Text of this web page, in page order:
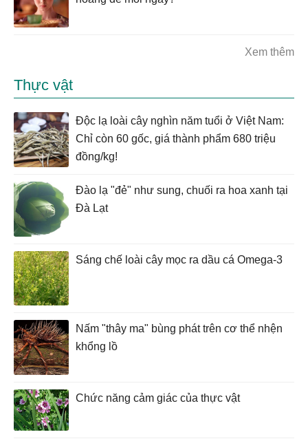
Xem thêm
Thực vật
Độc lạ loài cây nghìn năm tuổi ở Việt Nam:
Chỉ còn 60 gốc, giá thành phẩm 680 triệu
đồng/kg!
Đào lạ "đẻ" như sung, chuối ra hoa xanh tại
Đà Lạt
Sáng chế loài cây mọc ra dầu cá Omega-3
Nấm "thây ma" bùng phát trên cơ thể nhện
khổng lồ
Chức năng cảm giác của thực vật